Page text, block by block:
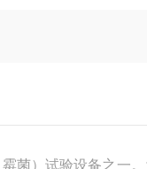
菌）试验设备之一